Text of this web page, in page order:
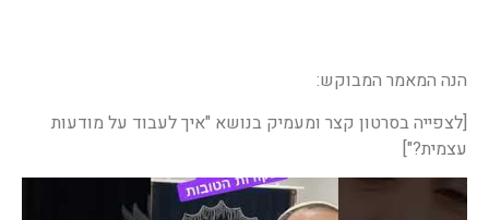
הנה המאמר המבוקש:
[לצפייה בסרטון קצר ומעמיק בנושא "איך לעבוד על מודעות
עצמית?"]